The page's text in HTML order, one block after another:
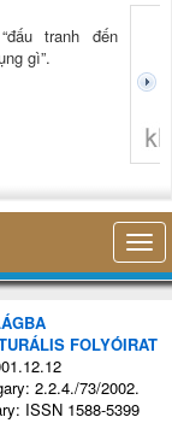
tranh đến
gì”.
FOLYÓIRAT
2.2.4./73/2002.
ISSN 1588-5399